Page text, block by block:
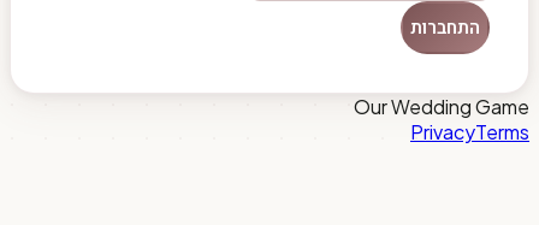
התחברות
Our Wedding Game
PrivacyTerms